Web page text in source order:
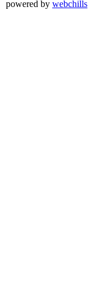
powered by webchills